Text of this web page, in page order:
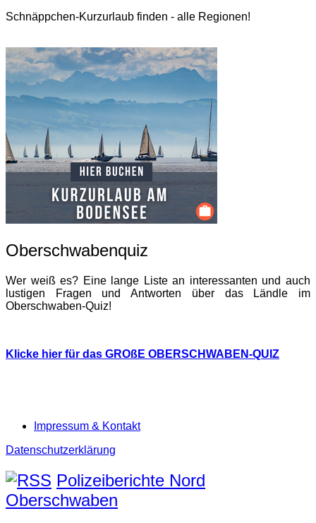
Schnäppchen-Kurzurlaub finden - alle Regionen!
Oberschwabenquiz
Wer weiß es? Eine lange Liste an interessanten und auch
lustigen Fragen und Antworten über das Ländle im
Oberschwaben-Quiz!
Klicke hier für das GROßE OBERSCHWABEN-QUIZ
Impressum & Kontakt
Datenschutzerklärung
Polizeiberichte Nord
Oberschwaben